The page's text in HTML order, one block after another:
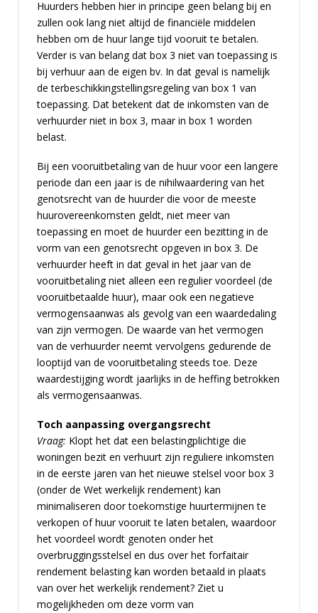
Huurders hebben hier in principe geen belang bij en
zullen ook lang niet altijd de financiële middelen
hebben om de huur lange tijd vooruit te betalen.
Verder is van belang dat box 3 niet van toepassing is
bij verhuur aan de eigen bv. In dat geval is namelijk
de terbeschikkingstellingsregeling van box 1 van
toepassing. Dat betekent dat de inkomsten van de
verhuurder niet in box 3, maar in box 1 worden
belast.
Bij een vooruitbetaling van de huur voor een langere
periode dan een jaar is de nihilwaardering van het
genotsrecht van de huurder die voor de meeste
huurovereenkomsten geldt, niet meer van
toepassing en moet de huurder een bezitting in de
vorm van een genotsrecht opgeven in box 3. De
verhuurder heeft in dat geval in het jaar van de
vooruitbetaling niet alleen een regulier voordeel (de
vooruitbetaalde huur), maar ook een negatieve
vermogensaanwas als gevolg van een waardedaling
van zijn vermogen. De waarde van het vermogen
van de verhuurder neemt vervolgens gedurende de
looptijd van de vooruitbetaling steeds toe. Deze
waardestijging wordt jaarlijks in de heffing betrokken
als vermogensaanwas.
Toch aanpassing overgangsrecht
Vraag: Klopt het dat een belastingplichtige die
woningen bezit en verhuurt zijn reguliere inkomsten
in de eerste jaren van het nieuwe stelsel voor box 3
(onder de Wet werkelijk rendement) kan
minimaliseren door toekomstige huurtermijnen te
verkopen of huur vooruit te laten betalen, waardoor
het voordeel wordt genoten onder het
overbruggingsstelsel en dus over het forfaitair
rendement belasting kan worden betaald in plaats
van over het werkelijk rendement? Ziet u
mogelijkheden om deze vorm van